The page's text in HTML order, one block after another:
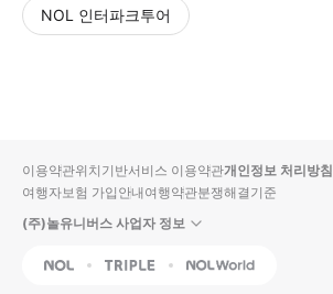
NOL 인터파크투어
입니
다.
순
상
이용약관위치기반서비스 이용약관개인정보 처리방침
여행자보험 가입안내여행약관분쟁해결기준
(주)놀유니버스 사업자 정보
NOL Triple Interpark Global